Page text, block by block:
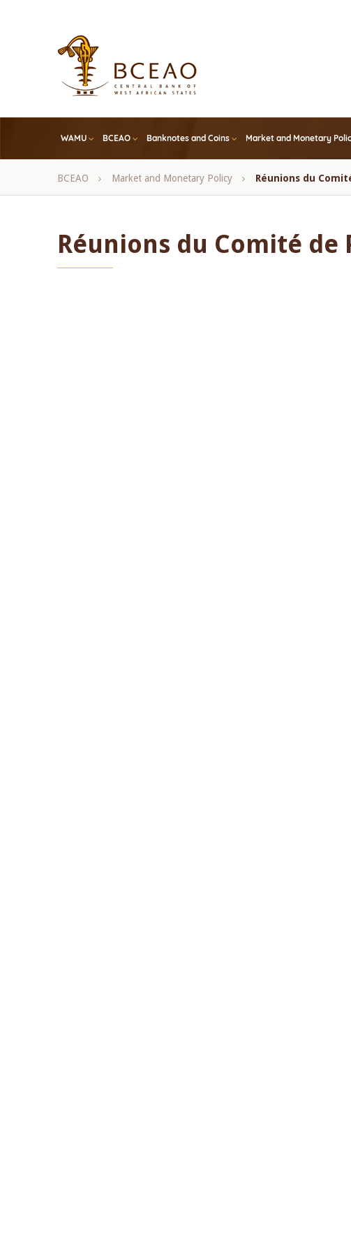
WAMU BCEAO Banknotes and Coins Market and Monetary
Breadcrumb
BCEAO Market and Monetary Policy Réunions du
Réunions du Comité